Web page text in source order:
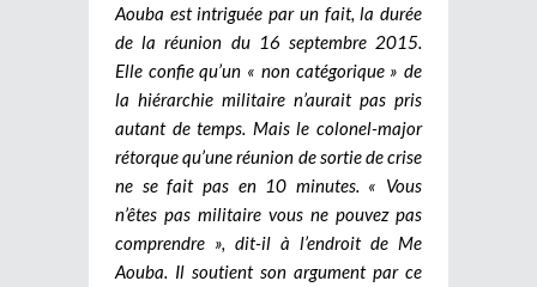
Aouba est intriguée par un fait, la durée
de la réunion du 16 septembre 2015.
Elle confie qu’un « non catégorique » de
la hiérarchie militaire n’aurait pas pris
autant de temps. Mais le colonel-major
rétorque qu’une réunion de sortie de crise
ne se fait pas en 10 minutes. « Vous
n’êtes pas militaire vous ne pouvez pas
comprendre », dit-il à l’endroit de Me
Aouba. Il soutient son argument par ce